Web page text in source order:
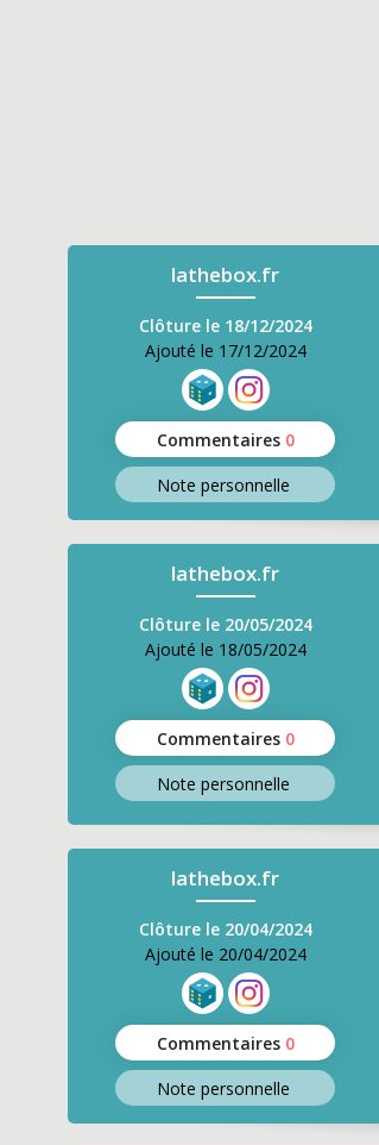
lathebox.fr
Clôture le 18/12/2024
Ajouté le 17/12/2024
Commentaires 0
Note personnelle
lathebox.fr
Clôture le 20/05/2024
Ajouté le 18/05/2024
Commentaires 0
Note personnelle
lathebox.fr
Clôture le 20/04/2024
Ajouté le 20/04/2024
Commentaires 0
Note personnelle